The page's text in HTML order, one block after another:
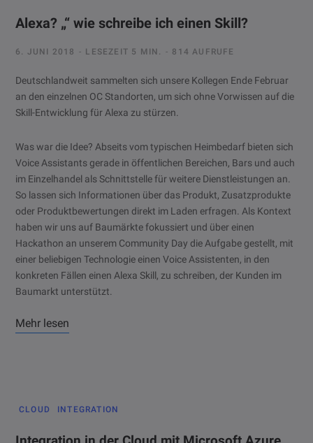
Alexa? „“ wie schreibe ich einen Skill?
6. JUNI 2018 LESEZEIT 5 MIN. 814 AUFRUFE
Deutschlandweit sammelten sich unsere Kollegen Ende Februar
an den einzelnen OC Standorten, um sich ohne Vorwissen auf die
Skill-Entwicklung für Alexa zu stürzen.
Was war die Idee? Abseits vom typischen Heimbedarf bieten sich
Voice Assistants gerade in öffentlichen Bereichen, Bars und auch
im Einzelhandel als Schnittstelle für weitere Dienstleistungen an.
So lassen sich Informationen über das Produkt, Zusatzprodukte
oder Produktbewertungen direkt im Laden erfragen. Als Kontext
haben wir uns auf Baumärkte fokussiert und über einen
Hackathon an unserem Community Day die Aufgabe gestellt, mit
einer beliebigen Technologie einen Voice Assistenten, in den
konkreten Fällen einen Alexa Skill, zu schreiben, der Kunden im
Baumarkt unterstützt.
Mehr lesen
CLOUD INTEGRATION